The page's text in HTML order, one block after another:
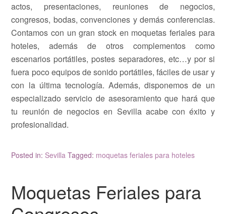
actos, presentaciones, reuniones de negocios,
congresos, bodas, convenciones y demás conferencias.
Contamos con un gran stock en moquetas feriales para
hoteles, además de otros complementos como
escenarios portátiles, postes separadores, etc…y por si
fuera poco equipos de sonido portátiles, fáciles de usar y
con la última tecnología. Además, disponemos de un
especializado servicio de asesoramiento que hará que
tu reunión de negocios en Sevilla acabe con éxito y
profesionalidad.
Posted in: Sevilla Tagged: moquetas feriales para hoteles
Moquetas Feriales para